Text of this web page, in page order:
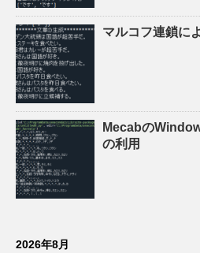
マルコフ連鎖に
Mecabの
の利用
2026年8月